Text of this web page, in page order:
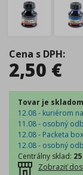
Cena s DPH:
2,50 €
Tovar je
12.08 - kuriérom
11.08 - osobný
12.08 - Packeta
12.08 - osobný
Centrálny sklad:
Zobraziť